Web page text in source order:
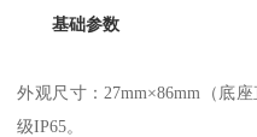
基础参数
外观尺寸：27mm×86mm（底
级IP65。